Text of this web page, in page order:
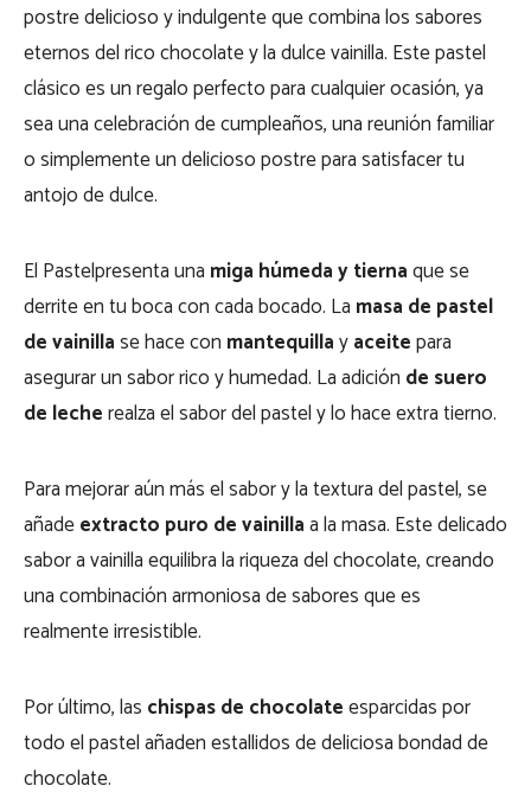
postre delicioso y indulgente que combina los sabores
eternos del rico chocolate y la dulce vainilla. Este pastel
clásico es un regalo perfecto para cualquier ocasión, ya
sea una celebración de cumpleaños, una reunión familiar
o simplemente un delicioso postre para satisfacer tu
antojo de dulce.
El Pastelpresenta una miga húmeda y tiernaque se
derrite en tu boca con cada bocado. La masa de pastel
de vainillase hace con mantequillayaceitepara
asegurar un sabor rico y humedad. La adición de suero
de lecherealza el sabor del pastel y lo hace extra tierno.
Para mejorar aún más el sabor y la textura del pastel, se
añadeextracto puro de vainillaa la masa. Este delicado
sabor a vainilla equilibra la riqueza del chocolate, creando
una combinación armoniosa de sabores que es
realmente irresistible.
Por último, las chispas de chocolateesparcidas por
todo el pastel añaden estallidos de deliciosa bondad de
chocolate.